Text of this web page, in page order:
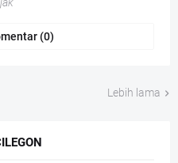
(0)
Lebih lama